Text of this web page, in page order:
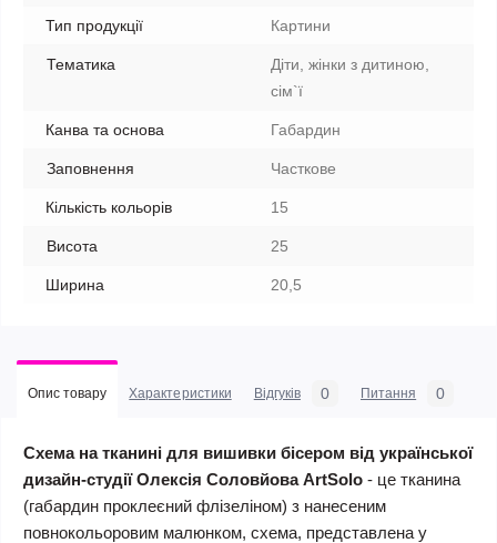
Тип продукції Картини
Тематика
Діти, жінки з дитиною,
сім`ї
Канва та основа Габардин
Заповнення Часткове
Кількість кольорів 15
Висота 25
Ширина 20,5
Опис товару Характеристики Відгуків 0 Питання 0
Схема на тканині для вишивки бісером від української
дизайн-студії Олексія Соловйова ArtSolo - це тканина
(габардин проклеєний флізеліном) з нанесеним
повнокольоровим малюнком, схема, представлена у